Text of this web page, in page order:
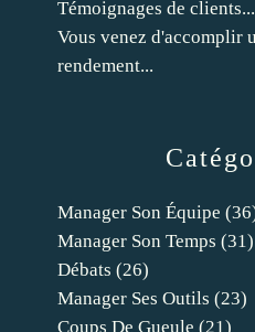
Manager Son Équipe
Manager Son Temps (31)
Débats (26)
Manager Ses Outils (23)
Coups De Gueule (21)
Témoignages de clients...
Vous venez d'accomplir
rendement...